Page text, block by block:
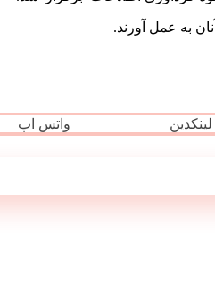
به عمل آورند.
لینکدین واتس اپ